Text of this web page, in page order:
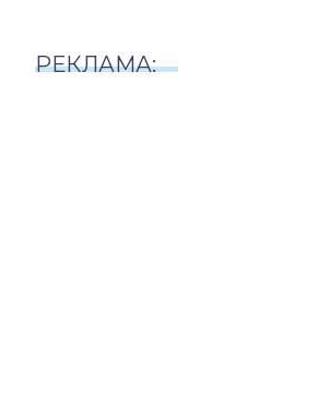
РЕКЛАМА: